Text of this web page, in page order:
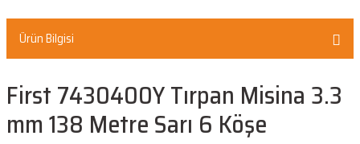
Ürün Bilgisi
First 7430400Y Tırpan Misina 3.3
mm 138 Metre Sarı 6 Köşe